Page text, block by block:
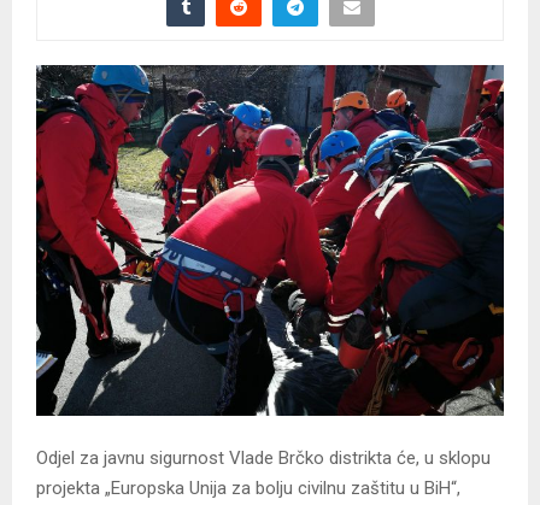
Odjel za javnu sigurnost Vlade Brčko distrikta će, u sklopu
projekta „Europska Unija za bolju civilnu zaštitu u BiH“,